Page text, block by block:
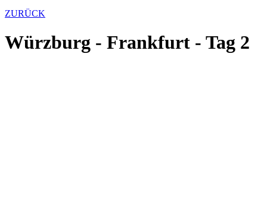
ZURÜCK
Würzburg - Frankfurt - Tag 2